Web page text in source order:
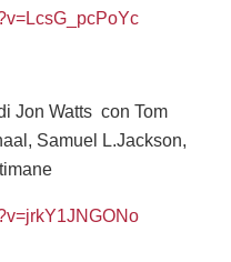
Jon Watts con Tom
Samuel L.Jackson,